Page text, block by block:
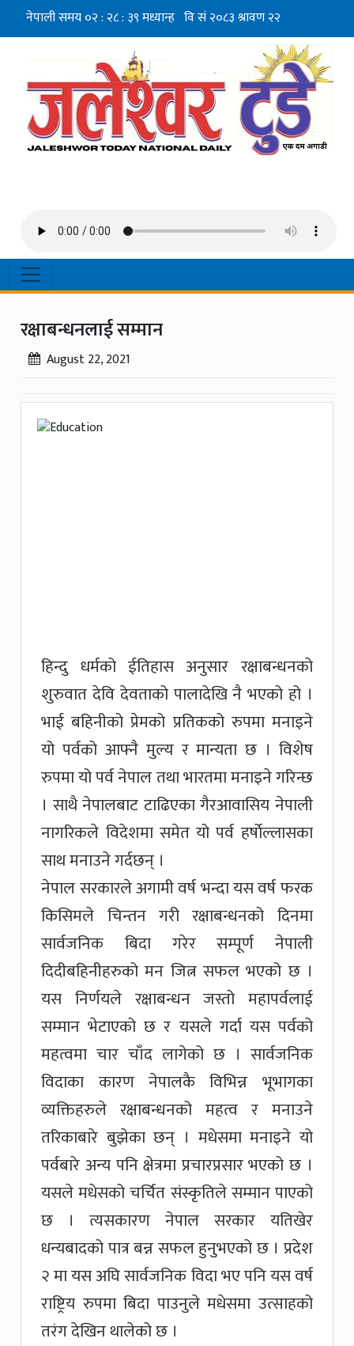
रक्षाबन्धनलाई सम्मान
August 22, 2021
हिन्दु धर्मको ईतिहास अनुसार रक्षाबन्धनको
शुरुवात देवि देवताको पालादेखि नै भएको हो ।
भाई बहिनीको प्रेमको प्रतिकको रुपमा मनाइने
यो पर्वको आफ्नै मुल्य र मान्यता छ । विशेष
रुपमा यो पर्व नेपाल तथा भारतमा मनाइने गरिन्छ
। साथै नेपालबाट टाढिएका गैरआवासिय नेपाली
नागरिकले विदेशमा समेत यो पर्व हर्षाेल्लासका
साथ मनाउने गर्दछन् ।
नेपाल सरकारले अगामी वर्ष भन्दा यस वर्ष फरक
किसिमले चिन्तन गरी रक्षाबन्धनको दिनमा
सार्वजनिक बिदा गरेर सम्पूर्ण नेपाली
दिदीबहिनीहरुको मन जित्न सफल भएको छ ।
यस निर्णयले रक्षाबन्धन जस्तो महापर्वलाई
सम्मान भेटाएको छ र यसले गर्दा यस पर्वको
महत्वमा चार चाँद लागेको छ । सार्वजनिक
विदाका कारण नेपालकै विभिन्न भूभागका
व्यक्तिहरुले रक्षाबन्धनको महत्व र मनाउने
तरिकाबारे बुझेका छन् । मधेसमा मनाइने यो
पर्वबारे अन्य पनि क्षेत्रमा प्रचारप्रसार भएको छ ।
यसले मधेसको चर्चित संस्कृतिले सम्मान पाएको
छ । त्यसकारण नेपाल सरकार यतिखेर
धन्यबादको पात्र बन्न सफल हुनुभएको छ । प्रदेश
२ मा यस अघि सार्वजनिक विदा भए पनि यस वर्ष
राष्ट्रिय रुपमा बिदा पाउनुले मधेसमा उत्साहको
तरंग देखिन थालेको छ ।